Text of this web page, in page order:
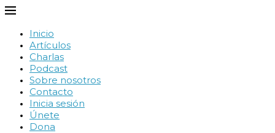
Inicio
Artículos
Charlas
Podcast
Sobre nosotros
Contacto
Inicia sesión
Únete
Dona